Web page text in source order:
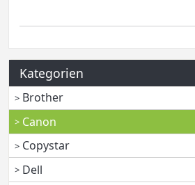
Kategorien
Brother
Canon
Copystar
Dell